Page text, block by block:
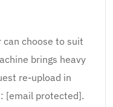
can choose to suit
brings heavy
re-upload in
[email protected].